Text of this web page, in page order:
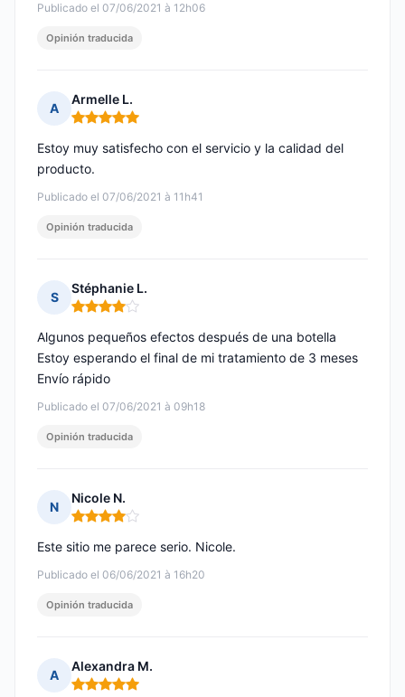
Publicado el 07/06/2021 à 12h06
Opinión traducida
A
Armelle L.
Nota: 5 de 5
Publicado el 07/06/2021 à 11h41
Estoy muy satisfecho con el servicio y la calidad del
producto.
Opinión traducida
S
Stéphanie L.
Nota: 4 de 5
Publicado el 07/06/2021 à 09h18
Algunos pequeños efectos después de una botella
Estoy esperando el final de mi tratamiento de 3 meses
Envío rápido
Opinión traducida
N
Nicole N.
Nota: 4 de 5
Publicado el 06/06/2021 à 16h20
Este sitio me parece serio. Nicole.
Opinión traducida
A
Alexandra M.
Nota: 5 de 5